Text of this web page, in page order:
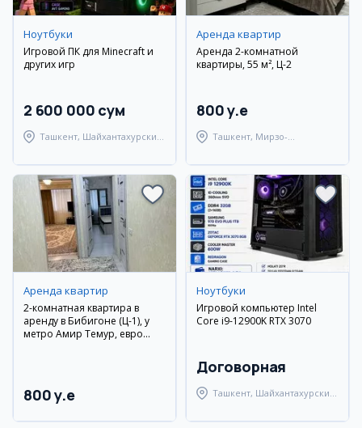
Ноутбуки
Игровой ПК для Minecraft и
других игр
2 600 000 сум
Ташкент, Шайхантахурский
Аренда квартир
Аренда 2-комнатной
квартиры, 55 м², Ц-2
800 y.e
Ташкент, Мирзо-
Аренда квартир
2-комнатная квартира в
аренду в Бибигоне (Ц-1), у
метро Амир Темур, евро
800 y.e
Ноутбуки
Игровой компьютер Intel
Core i9-12900K RTX 3070
Договорная
Ташкент, Шайхантахурский